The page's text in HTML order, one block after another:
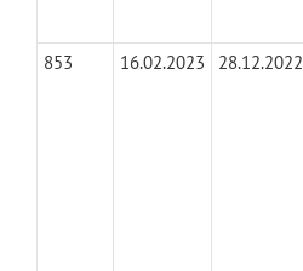
853
16.02.2023 28.12.2022